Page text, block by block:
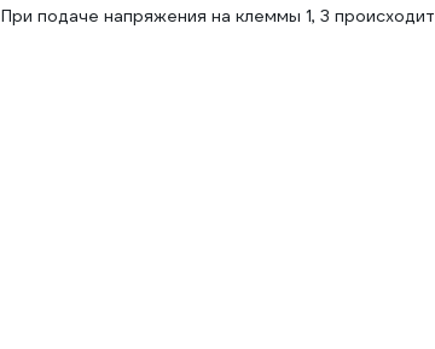
​При подаче напряжения на клеммы 1, 3 происходит